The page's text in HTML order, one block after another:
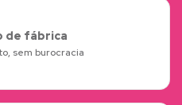
de fábrica
sem burocracia